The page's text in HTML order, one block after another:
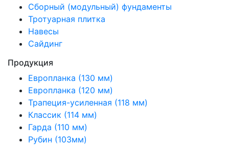
Сборный (модульный) фундаменты
Тротуарная плитка
Навесы
Сайдинг
Продукция
Европланка (130 мм)
Европланка (120 мм)
Трапеция-усиленная (118 мм)
Классик (114 мм)
Гарда (110 мм)
Рубин (103мм)